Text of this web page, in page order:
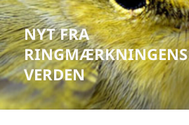
NYT FRA
RINGMÆRKNINGENS
VERDEN